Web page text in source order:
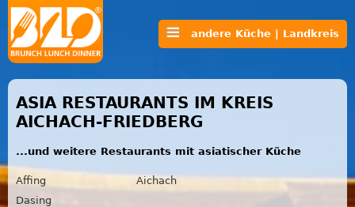
andere Küche | Landkreis
ASIA RESTAURANTS IM KREIS
AICHACH-FRIEDBERG
...und weitere Restaurants mit asiatischer Küche
Affing
Aichach
Dasing